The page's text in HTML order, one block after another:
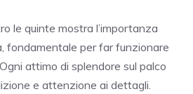
le quinte mostra l’importanza
fondamentale per far funzionare
attimo di splendore sul palco
e attenzione ai dettagli.